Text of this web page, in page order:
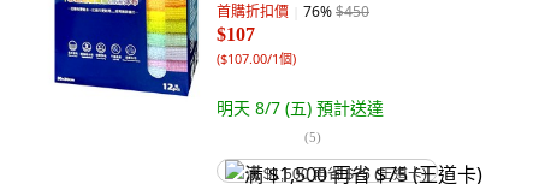
首購折扣價 76%$450
$107
($107.00/1個)
明天 8/7 (五) 預計送達
(5)
满 $1,500 再省 $75 (王道卡)